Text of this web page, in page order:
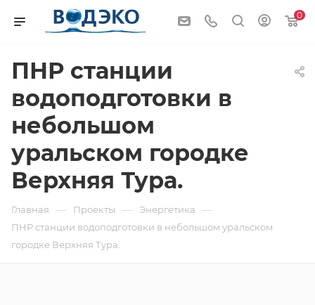
0
ПНР станции
водоподготовки в
небольшом
уральском городке
Верхняя Тура.
Главная — Проекты — Энергетика —
ПНР станции водоподготовки в небольшом уральском
городке Верхняя Тура.